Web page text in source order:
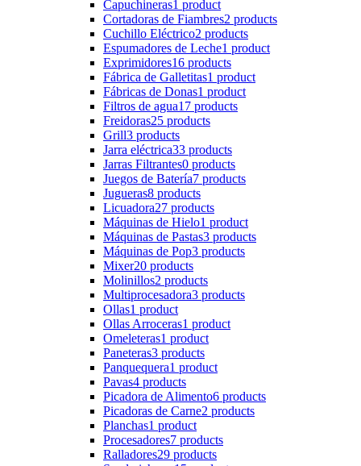
Capuchineras1 product
Cortadoras de Fiambres2 products
Cuchillo Eléctrico2 products
Espumadores de Leche1 product
Exprimidores16 products
Fábrica de Galletitas1 product
Fábricas de Donas1 product
Filtros de agua17 products
Freidoras25 products
Grill3 products
Jarra eléctrica33 products
Jarras Filtrantes0 products
Juegos de Batería7 products
Jugueras8 products
Licuadora27 products
Máquinas de Hielo1 product
Máquinas de Pastas3 products
Máquinas de Pop3 products
Mixer20 products
Molinillos2 products
Multiprocesadora3 products
Ollas1 product
Ollas Arroceras1 product
Omeleteras1 product
Paneteras3 products
Panquequera1 product
Pavas4 products
Picadora de Alimento6 products
Picadoras de Carne2 products
Planchas1 product
Procesadores7 products
Ralladores29 products